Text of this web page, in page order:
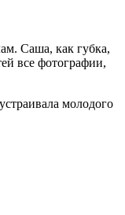
Саша, как губка,
все фотографии,
молодого